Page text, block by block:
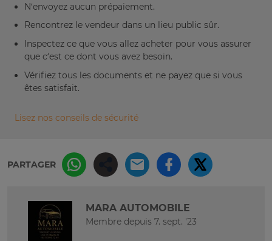
N’envoyez aucun prépaiement.
Rencontrez le vendeur dans un lieu public sûr.
Inspectez ce que vous allez acheter pour vous assurer
que c’est ce dont vous avez besoin.
Vérifiez tous les documents et ne payez que si vous
êtes satisfait.
Lisez nos conseils de sécurité
PARTAGER
MARA AUTOMOBILE
Membre depuis 7. sept. '23